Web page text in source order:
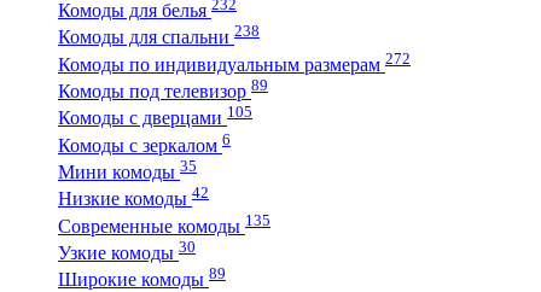
Комоды для белья 232
Комоды для спальни 238
Комоды по индивидуальным размерам 272
Комоды под телевизор 89
Комоды с дверцами 105
Комоды с зеркалом 6
Мини комоды 35
Низкие комоды 42
Современные комоды 135
Узкие комоды 30
Широкие комоды 89